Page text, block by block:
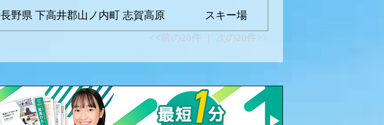
長野県 下高井郡山ノ内町 志賀高原 スキー場
<<前の20件 ｜ 次の20件>>